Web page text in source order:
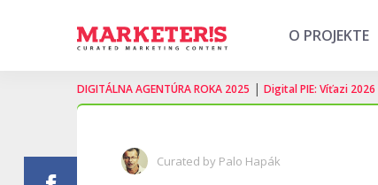
O PROJEKTE
DIGITÁLNA AGENTÚRA ROKA 2025 | Digital PIE: Víťazi 2026
Curated by Palo Hapák